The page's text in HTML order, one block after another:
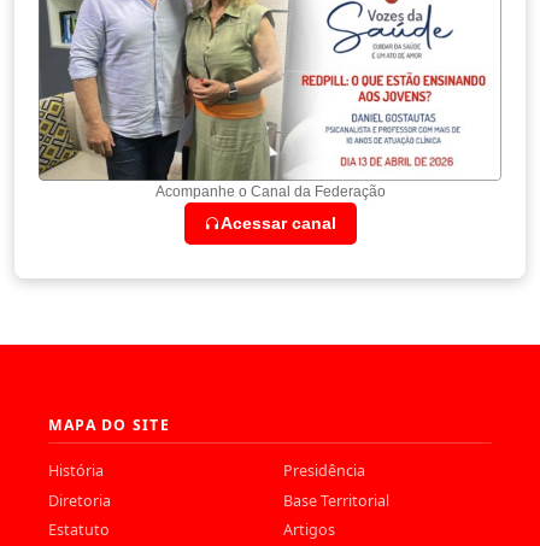
Acompanhe o Canal da Federação
Acessar canal
MAPA DO SITE
História
Presidência
Diretoria
Base Territorial
Estatuto
Artigos